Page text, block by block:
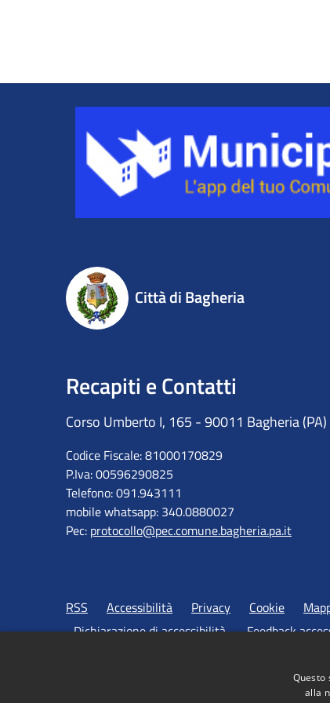
Città di Bagheria
Recapiti e Contatti
Corso Umberto I, 165 - 90011 Bagheria (PA)
Codice Fiscale: 81000170829
P.Iva: 00596290825
Telefono: 091.943111
mobile whatsapp: 340.0880027
Pec: protocollo@pec.comune.bagheria.pa.it
RSS Accessibilità Privacy Cookie
Dichiarazione di accessibilità
Feedback
Questo
alla